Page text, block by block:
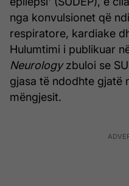
nga konvulsionet që
respiratore, kardiake
Hulumtimi i publikuar
Neurologyzbuloi se
gjasa të ndodhte gjatë
mëngjesit.